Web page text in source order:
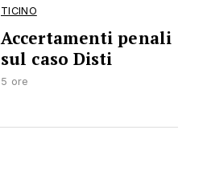
TICINO
Accertamenti penali
sul caso Disti
5 ore